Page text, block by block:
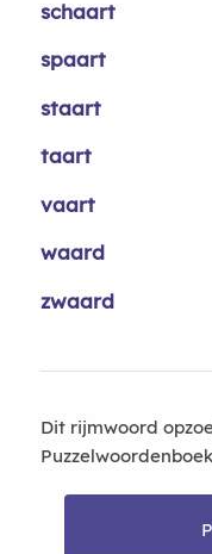
schaart
spaart
staart
taart
vaart
waard
zwaard
Dit rijmwoord